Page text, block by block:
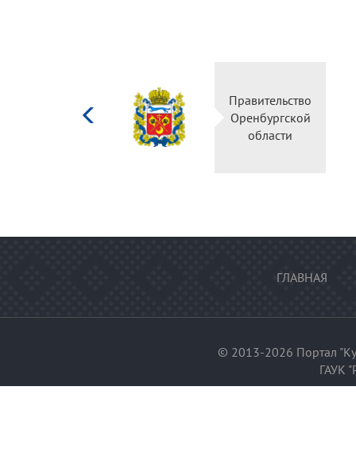
культуры
Российской
Правительство
Оренбургской
области
ГЛАВНАЯ
© 2013-2026 Портал
ГАУК